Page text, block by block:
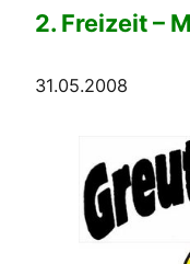
2. Freizeit –
31.05.2008